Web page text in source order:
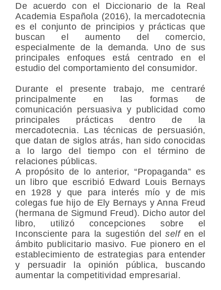
De acuerdo con el Diccionario de la Real
Academia Española (2016), la mercadotecnia
es el conjunto de principios y prácticas que
buscan el aumento del comercio,
especialmente de la demanda. Uno de sus
principales enfoques está centrado en el
estudio del comportamiento del consumidor.
Durante el presente trabajo, me centraré
principalmente en las formas de
comunicación persuasiva y publicidad como
principales prácticas dentro de la
mercadotecnia. Las técnicas de persuasión,
que datan de siglos atrás, han sido conocidas
a lo largo del tiempo con el término de
relaciones públicas.
A propósito de lo anterior, “Propaganda” es
un libro que escribió Edward Louis Bernays
en 1928 y que para interés mío y de mis
colegas fue hijo de Ely Bernays y Anna Freud
(hermana de Sigmund Freud). Dicho autor del
libro, utilizó concepciones sobre el
Inconsciente para la sugestión delselfen el
ámbito publicitario masivo. Fue pionero en el
establecimiento de estrategias para entender
y persuadir la opinión pública, buscando
aumentar la competitividad empresarial.